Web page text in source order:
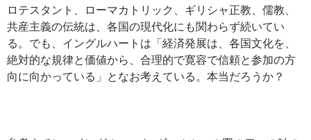
ロテスタント、ローマカトリック、ギリシャ正教、儒教、
共産主義の伝統は、各国の現代化にも関わらず続いてい
る。でも、イングルハートは「経済発展は、各国文化を、
絶対的な規律と価値から、合理的で寛容で信頼と参加の方
向に向かっている」となお考えている。本当だろうか？